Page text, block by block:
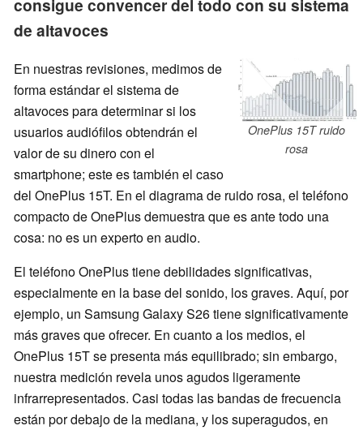
consigue convencer del todo con su sistema
de altavoces
OnePlus 15T ruido
rosa
En nuestras revisiones, medimos de
forma estándar el sistema de
altavoces para determinar si los
usuarios audiófilos obtendrán el
valor de su dinero con el
smartphone; este es también el caso
del OnePlus 15T. En el diagrama de ruido rosa, el teléfono
compacto de OnePlus demuestra que es ante todo una
cosa: no es un experto en audio.
El teléfono OnePlus tiene debilidades significativas,
especialmente en la base del sonido, los graves. Aquí, por
ejemplo, un Samsung Galaxy S26 tiene significativamente
más graves que ofrecer. En cuanto a los medios, el
OnePlus 15T se presenta más equilibrado; sin embargo,
nuestra medición revela unos agudos ligeramente
infrarrepresentados. Casi todas las bandas de frecuencia
están por debajo de la mediana, y los superagudos, en